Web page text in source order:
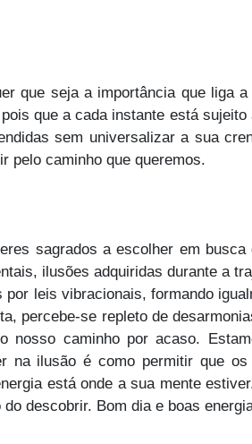
que seja a importância que liga
que a cada instante está
sem universalizar a sua
pelo caminho que queremos.
sagrados a escolher em
ilusões adquiridas durante a
por leis vibracionais, formando
percebe-se repleto de
nosso caminho por acaso.
na ilusão é como permitir que
está onde a sua mente
descobrir. Bom dia e boas